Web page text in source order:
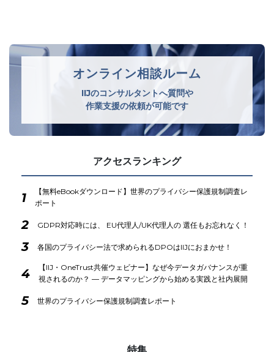
オンライン相談ルーム
IIJのコンサルタントへ質問や
作業支援の依頼が可能です
アクセスランキング
1
【無料eBookダウンロード】世界のプライバシー保護規制調査レ
ポート
2 GDPR対応時には、 EU代理人/UK代理人の 選任もお忘れなく！
3 各国のプライバシー法で求められるDPOはIIJにおまかせ！
4
【IIJ・OneTrust共催ウェビナー】なぜ今データガバナンスが重
視されるのか？ ― データマッピングから始める実践と社内展開
5 世界のプライバシー保護規制調査レポート